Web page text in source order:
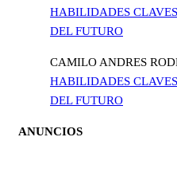
HABILIDADES
DEL FUTURO
CAMILO ANDRES
HABILIDADES
DEL FUTURO
ANUNCIOS